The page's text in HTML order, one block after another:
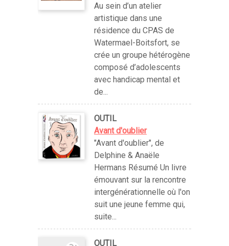
Au sein d’un atelier
artistique dans une
résidence du CPAS de
Watermael-Boitsfort, se
crée un groupe hétérogène
composé d’adolescents
avec handicap mental et
de...
OUTIL
Avant d'oublier
"Avant d'oublier", de
Delphine & Anaële
Hermans Résumé Un livre
émouvant sur la rencontre
intergénérationnelle où l'on
suit une jeune femme qui,
suite...
OUTIL